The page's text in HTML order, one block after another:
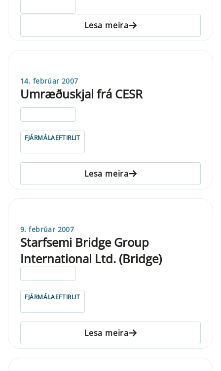
Lesa meira
14. febrúar 2007
Umræðuskjal frá CESR
FJÁRMÁLAEFTIRLIT
Lesa meira
9. febrúar 2007
Starfsemi Bridge Group
International Ltd. (Bridge)
FJÁRMÁLAEFTIRLIT
Lesa meira